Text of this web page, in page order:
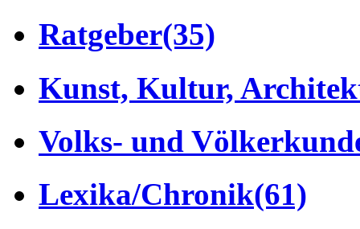
Ratgeber(35)
Kunst, Kultur,
Volks- und
Lexika/Chronik(61)